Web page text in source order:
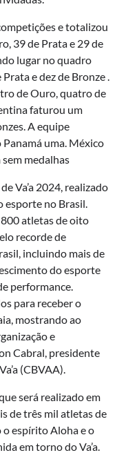
e totalizou
39 de Prata e 29 de
lugar no quadro
e dez de Bronze .
de Ouro, quatro de
faturou um
A equipe
Panamá uma. México
medalhas
Va’a 2024, realizado
esporte no Brasil.
atletas de oito
recorde de
incluindo mais de
do esporte
performance.
para receber o
mostrando ao
e
Cabral, presidente
(CBVAA).
será realizado em
de três mil atletas de
o espírito Aloha e o
em torno do Va’a.